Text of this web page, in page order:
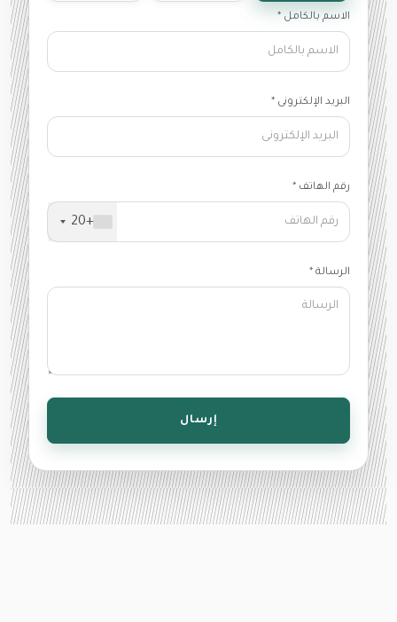
الاسم بالكامل *
البريد الإلكترونى *
رقم الهاتف *
+20
الرسالة *
إرسال